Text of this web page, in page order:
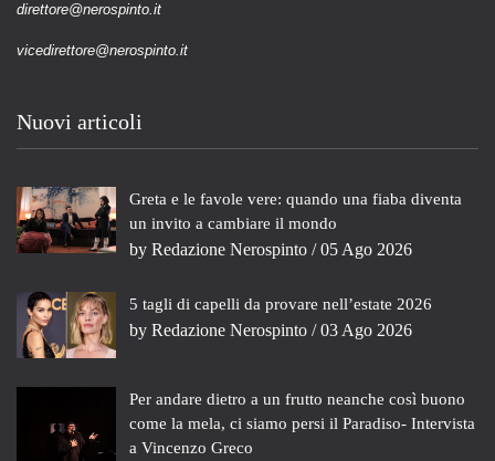
direttore@nerospinto.it
vicedirettore@nerospinto.it
Nuovi articoli
Greta e le favole vere: quando una fiaba diventa
un invito a cambiare il mondo
by Redazione Nerospinto / 05 Ago 2026
5 tagli di capelli da provare nell’estate 2026
by Redazione Nerospinto / 03 Ago 2026
Per andare dietro a un frutto neanche così buono
come la mela, ci siamo persi il Paradiso- Intervista
a Vincenzo Greco